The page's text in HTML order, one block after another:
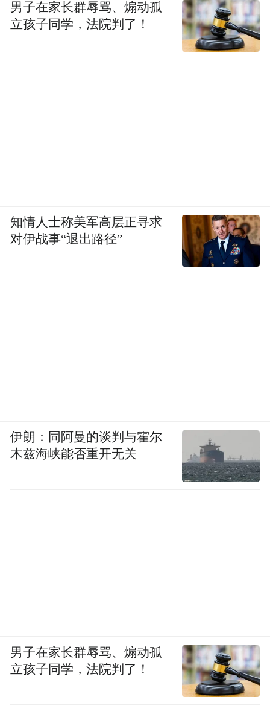
男子在家长群辱骂、煽动孤
立孩子同学，法院判了！
知情人士称美军高层正寻求
对伊战事“退出路径”
伊朗：同阿曼的谈判与霍尔
木兹海峡能否重开无关
男子在家长群辱骂、煽动孤
立孩子同学，法院判了！